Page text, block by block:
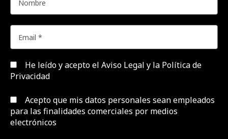
He leído y acepto el Aviso Legal y la Política de
Privacidad
Acepto que mis datos personales sean empleados
para las finalidades comerciales por medios
electrónicos